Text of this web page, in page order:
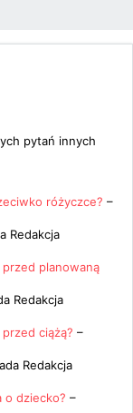
pytań innych
różyczce? –
Redakcja
planowaną
Redakcja
ciążą? –
Redakcja
o dziecko? –